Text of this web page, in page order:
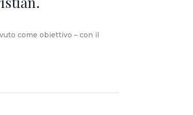
come obiettivo – con il